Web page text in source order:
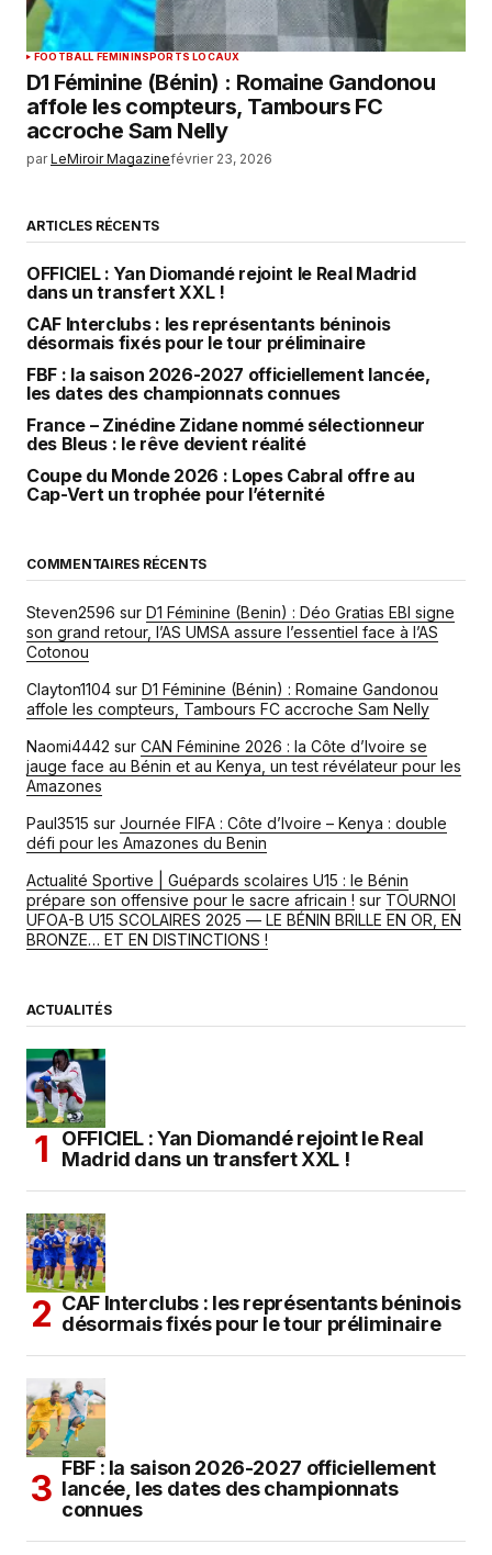
FOOTBALL FEMININSPORTS LOCAUX
D1 Féminine (Bénin) : Romaine Gandonou
affole les compteurs, Tambours FC
accroche Sam Nelly
par LeMiroir Magazinefévrier 23, 2026
ARTICLES RÉCENTS
OFFICIEL : Yan Diomandé rejoint le Real Madrid
dans un transfert XXL !
CAF Interclubs : les représentants béninois
désormais fixés pour le tour préliminaire
FBF : la saison 2026-2027 officiellement lancée,
les dates des championnats connues
France – Zinédine Zidane nommé sélectionneur
des Bleus : le rêve devient réalité
Coupe du Monde 2026 : Lopes Cabral offre au
Cap-Vert un trophée pour l’éternité
COMMENTAIRES RÉCENTS
Steven2596 sur D1 Féminine (Benin) : Déo Gratias EBI signe
son grand retour, l’AS UMSA assure l’essentiel face à l’AS
Cotonou
Clayton1104 sur D1 Féminine (Bénin) : Romaine Gandonou
affole les compteurs, Tambours FC accroche Sam Nelly
Naomi4442 sur CAN Féminine 2026 : la Côte d’Ivoire se
jauge face au Bénin et au Kenya, un test révélateur pour les
Amazones
Paul3515 sur Journée FIFA : Côte d’Ivoire – Kenya : double
défi pour les Amazones du Benin
Actualité Sportive | Guépards scolaires U15 : le Bénin
prépare son offensive pour le sacre africain ! sur TOURNOI
UFOA-B U15 SCOLAIRES 2025 — LE BÉNIN BRILLE EN OR, EN
BRONZE… ET EN DISTINCTIONS !
ACTUALITÉS
OFFICIEL : Yan Diomandé rejoint le Real
Madrid dans un transfert XXL !
CAF Interclubs : les représentants béninois
désormais fixés pour le tour préliminaire
FBF : la saison 2026-2027 officiellement
lancée, les dates des championnats
connues